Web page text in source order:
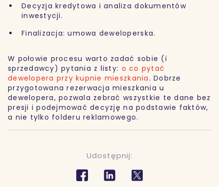
Decyzja kredytowa i analiza dokumentów
inwestycji.
Finalizacja: umowa deweloperska.
W połowie procesu warto zadać sobie (i
sprzedawcy) pytania z listy: o co pytać
dewelopera przy kupnie mieszkania. Dobrze
przygotowana rezerwacja mieszkania u
dewelopera, pozwala zebrać wszystkie te dane bez
presji i podejmować decyzję na podstawie faktów,
a nie tylko folderu reklamowego.
Udostępnij: